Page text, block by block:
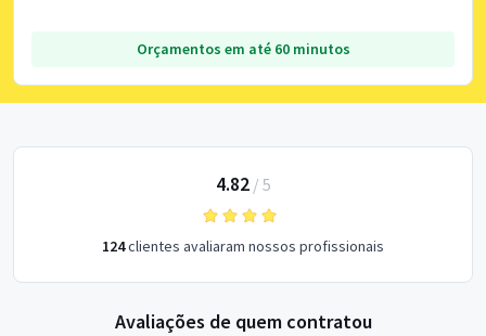
Orçamentos em até 60 minutos
4.82/ 5
124clientes avaliaram nossos profissionais
Avaliações de quem contratou